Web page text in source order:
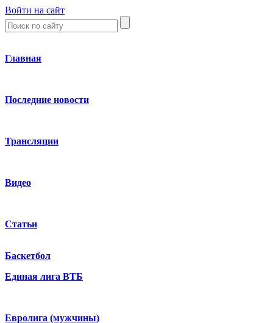
Войти на сайт
Главная
Последние новости
Трансляции
Видео
Статьи
Баскетбол
Единая лига ВТБ
Евролига (мужчины)